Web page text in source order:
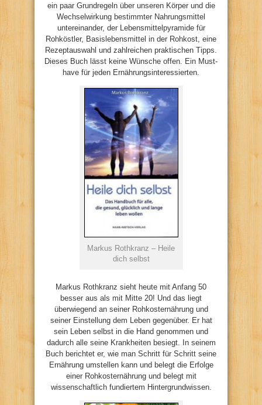
ein paar Grundregeln über unseren Körper und die
Wechselwirkung bestimmter Nahrungsmittel
untereinander, der Lebensmittelpyramide für
Rohköstler, Basislebensmittel in der Rohkost, eine
Rezeptauswahl und zahlreichen praktischen Tipps.
Dieses Buch lässt keine Wünsche offen. Ein Must-
have für jeden Ernährungsinteressierten.
Markus Rothkranz – Heile
dich selbst
Markus Rothkranz sieht heute mit Anfang 50
besser aus als mit Mitte 20! Und das liegt
überwiegend an seiner Rohkosternährung und
seiner Einstellung dem Leben gegenüber. Er hat
sein Leben selbst in die Hand genommen und
dadurch alle seine Krankheiten besiegt. In seinem
Buch berichtet er, wie man Schritt für Schritt seine
Ernährung umstellen kann und belegt die Erfolge
einer Rohkosternährung und belegt mit
wissenschaftlich fundiertem Hintergrundwissen.